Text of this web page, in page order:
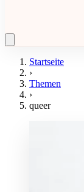
Startseite
›
Themen
›
queer